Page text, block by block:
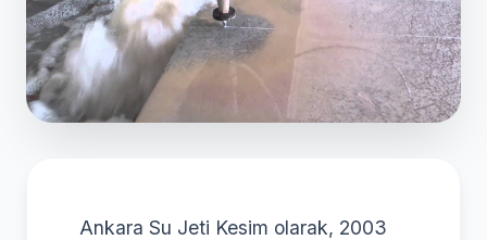
Ankara Su Jeti Kesim olarak, 2003